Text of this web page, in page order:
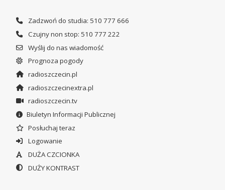
Zadzwoń do studia: 510 777 666
Czujny non stop: 510 777 222
Wyślij do nas wiadomość
Prognoza pogody
radioszczecin.pl
radioszczecinextra.pl
radioszczecin.tv
Biuletyn Informacji Publicznej
Posłuchaj teraz
Logowanie
DUŻA CZCIONKA
DUŻY KONTRAST